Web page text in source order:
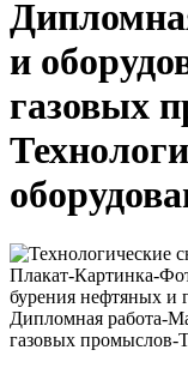
и
газовых